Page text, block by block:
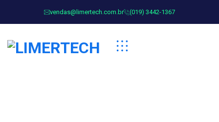
vendas@limertech.com.br (019) 3442-1367